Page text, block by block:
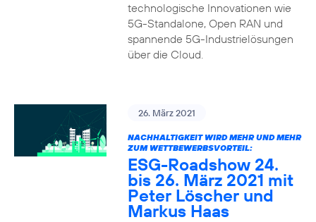
technologische Innovationen wie
5G-Standalone, Open RAN und
spannende 5G-Industrielösungen
über die Cloud.
26. März 2021
NACHHALTIGKEIT WIRD MEHR UND MEHR
ZUM WETTBEWERBSVORTEIL:
ESG-Roadshow 24.
bis 26. März 2021 mit
Peter Löscher und
Markus Haas